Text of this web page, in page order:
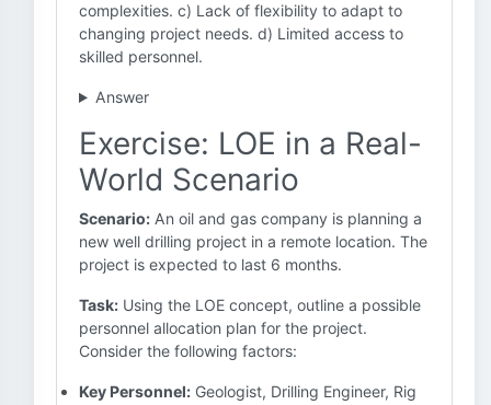
complexities. c) Lack of flexibility to adapt to
changing project needs. d) Limited access to
skilled personnel.
Answer
Exercise: LOE in a Real-
World Scenario
Scenario: An oil and gas company is planning a
new well drilling project in a remote location. The
project is expected to last 6 months.
Task: Using the LOE concept, outline a possible
personnel allocation plan for the project.
Consider the following factors:
Key Personnel: Geologist, Drilling Engineer, Rig